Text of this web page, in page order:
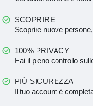
SCOPRIRE
Scoprire nuove
100% PRIVACY
Hai il pieno controllo
PIÙ SICUREZZA
Il tuo account è